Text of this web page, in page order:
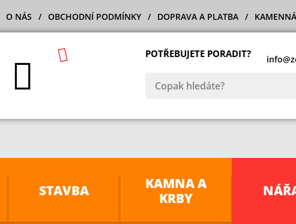
O NÁS OBCHODNÍ PODMÍNKY DOPRAVA A PLATBA
POTŘEBUJETE PORADIT?
STAVBA
KAMNA A
KRBY